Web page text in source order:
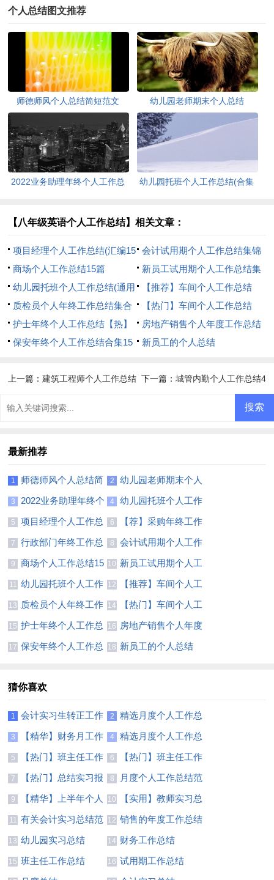
个人总结图文推荐
师德师风个人总结简短范文 幼儿园老师期末个人总结
2022业务助理年终个人工作总
幼儿园托班个人工作总结(合集
【八年级英语个人工作总结】相关文章：
项目经理个人工作总结(汇编15
篇)
会计试用期个人工作总结集锦
15篇
商场个人工作总结15篇
新员工试用期个人工作总结集
合15篇
幼儿园托班个人工作总结(通用
14篇)
【推荐】车间个人工作总结
质检员个人年终工作总结集合
12篇
【热门】车间个人工作总结
护士年终个人工作总结【热】
房地产销售个人年度工作总结
合集15篇
保安年终个人工作总结合集15
新员工的个人总结
上一篇：建筑工程师个人工作总结 下一篇： 城管内勤个人工作总结4
最新推荐
1
师德师风个人总结简
短范文
2
幼儿园老师期末个人
总结
3
2022业务助理年终个
人工作总结
4
幼儿园托班个人工作
总结(合集14篇)
5
项目经理个人工作总
结(汇编15篇)
6
【荐】采购年终工作
总结
7
行政部门年终工作总
结(合集15篇)
8
会计试用期个人工作
总结集锦15篇
9
商场个人工作总结15
篇
10 新员工试用期个人工
作总结集合15篇
11
幼儿园托班个人工作
总结(通用14篇)
12
【推荐】车间个人工
作总结
13
质检员个人年终工作
总结集合12篇
14
【热门】车间个人工
作总结
15 护士年终个人工作总
结【热】
16
房地产销售个人年度
工作总结合集15篇
17 保安年终个人工作总
18 新员工的个人总结
猜你喜欢
1
会计实习生转正工作
总结7篇
2
精选月度个人工作总
结锦集6篇
3
【精华】财务月工作
总结3篇
4
精选月度个人工作总
结模板集合五篇
5
【热门】班主任工作
总结模板汇总7篇
6
【热门】班主任工作
总结模板汇总7篇
7
【热门】总结实习报
告范文汇总七篇
8
月度个人工作总结范
文锦集5篇
9
【精华】上半年个人
工作总结范文5篇
10
【实用】教师实习总
结集锦9篇
11
有关会计实习总结范
文八篇
12 销售的年度工作总结
四篇
13 幼儿园实习总结 14 财务工作总结
15 班主任工作总结 16 试用期工作总结